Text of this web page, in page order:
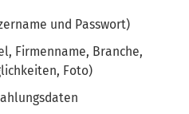
und Passwort)
Firmenname, Branche,
Foto)